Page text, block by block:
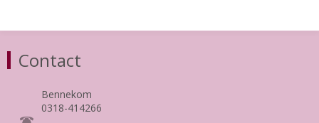
Contact
Bennekom
0318-414266